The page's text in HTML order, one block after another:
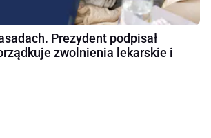
Prezydent podpisał
zwolnienia lekarskie i